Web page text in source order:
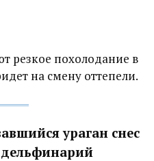
резкое похолодание в
на смену оттепели.
ураган снес